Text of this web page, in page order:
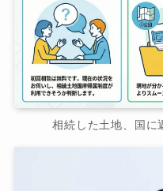
相続した土地、国に